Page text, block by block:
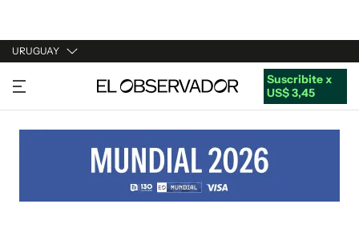
URUGUAY
URUGUAY
ARGENTINA
ESTADOS UNIDOS
Suscribite x
US$ 3,45